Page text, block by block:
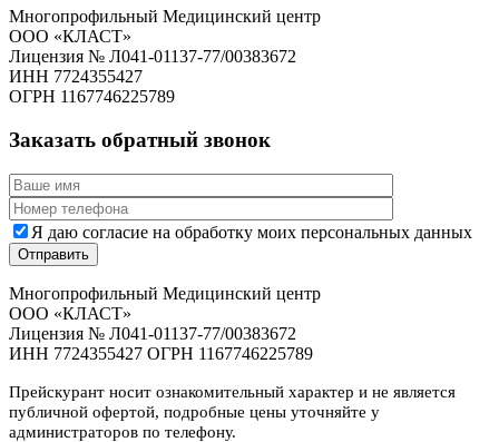
Многопрофильный Медицинский центр
ООО «КЛАСТ»
Лицензия № Л041-01137-77/00383672
ИНН 7724355427
ОГРН 1167746225789
Заказать обратный звонок
Я даю согласие на обработку моих персональных данных
Многопрофильный Медицинский центр
ООО «КЛАСТ»
Лицензия № Л041-01137-77/00383672
ИНН 7724355427 ОГРН 1167746225789
Прейскурант носит ознакомительный характер и не является
публичной офертой, подробные цены уточняйте у
администраторов по телефону.